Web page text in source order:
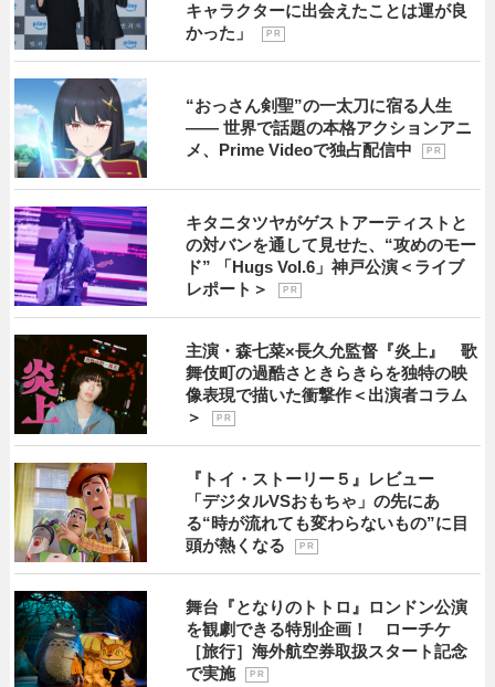
キャラクターに出会えたことは運が良
かった」
P R
“おっさん剣聖”の一太刀に宿る人生
―― 世界で話題の本格アクションアニ
メ、Prime Videoで独占配信中
P R
キタニタツヤがゲストアーティストと
の対バンを通して見せた、“攻めのモー
ド” 「Hugs Vol.6」神戸公演＜ライブ
レポート＞
P R
主演・森七菜×長久允監督『炎上』 歌
舞伎町の過酷さときらきらを独特の映
像表現で描いた衝撃作＜出演者コラム
＞
P R
『トイ・ストーリー５』レビュー
「デジタルVSおもちゃ」の先にあ
る“時が流れても変わらないもの”に目
頭が熱くなる
P R
舞台『となりのトトロ』ロンドン公演
を観劇できる特別企画！ ローチケ
［旅行］海外航空券取扱スタート記念
で実施
P R